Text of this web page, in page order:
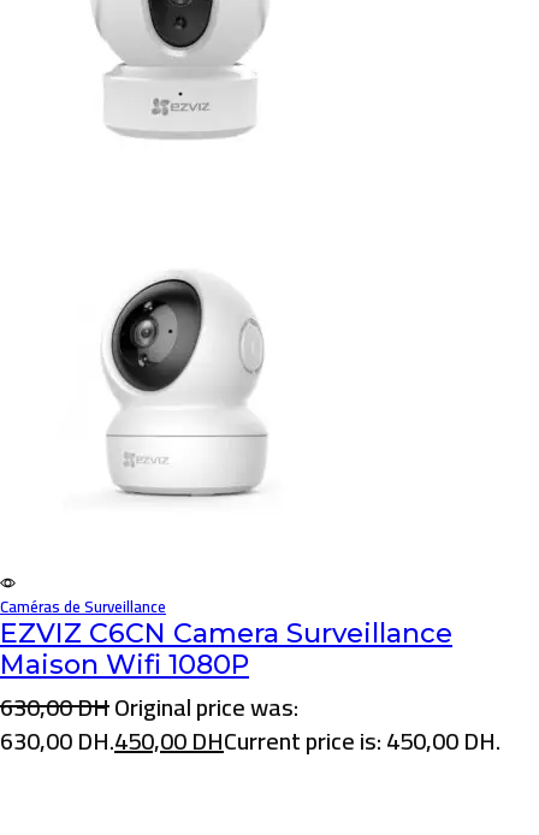
Caméras de Surveillance
EZVIZ C6CN Camera Surveillance
Maison Wifi 1080P
630,00DHOriginal price was:
630,00 DH.450,00DHCurrent price is: 450,00 DH.